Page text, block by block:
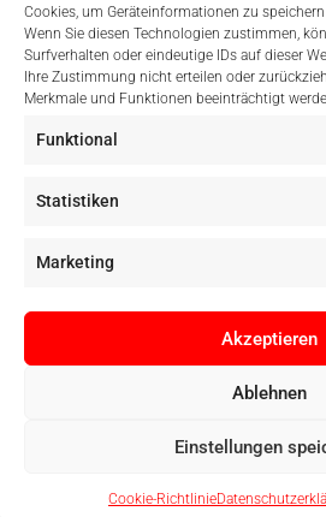
Cookies, um Geräteinformationen zu
Wenn Sie diesen Technologien zustimmen,
Surfverhalten oder eindeutige IDs auf dieser
Ihre Zustimmung nicht erteilen oder
Merkmale und Funktionen beeinträchtigt
Funktional
Statistiken
Marketing
Akzeptieren
Ablehnen
Einstellungen
Cookie-Richtlinie
Einfach Online Bezahlen
Copyright © Digital Camera Graz 2022.
Commerce bypathways